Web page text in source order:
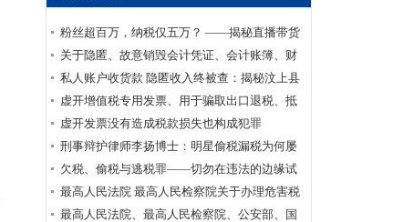
粉丝超百万，纳税仅五万？ ——揭秘直播带货
主播李呈祥隐匿收入偷税案件
关于隐匿、故意销毁会计凭证、会计账簿、财
务会计报告罪司法适用的实证研究
私人账户收货款 隐匿收入终被查：揭秘汶上县
鑫福黄金珠宝店偷逃消费税案件
虚开增值税专用发票、用于骗取出口退税、抵
扣税款发票罪刑事辩护案
虚开发票没有造成税款损失也构成犯罪
刑事辩护律师李扬博士：明星偷税漏税为何屡
禁不止？
欠税、偷税与逃税罪——切勿在违法的边缘试
探
最高人民法院 最高人民检察院关于办理危害税
收征管刑事案件适用法律若干问题的解释
最高人民法院、最高人民检察院、公安部、国